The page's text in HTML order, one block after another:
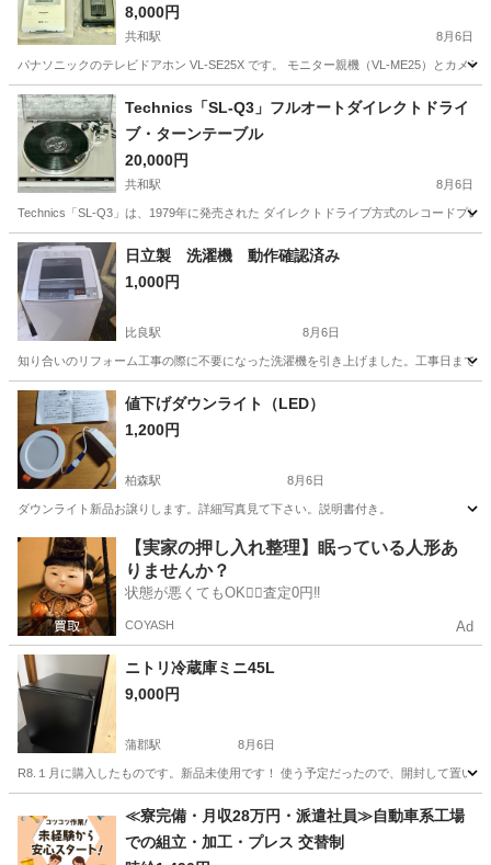
8,000円
共和駅 8月6日
パナソニックのテレビドアホン VL-SE25X です。 モニター親機（VL-ME25）とカメ
愛知 大府市 家電 テレビドアホン
Technics「SL-Q3」フルオートダイレクトドライ
ブ・ターンテーブル
20,000円
共和駅 8月6日
Technics「SL-Q3」は、1979年に発売された ダイレクトドライブ方式のレコードプ
愛知 大府市 共和駅 家電
日立製 洗濯機 動作確認済み
1,000円
比良駅 8月6日
知り合いのリフォーム工事の際に不要になった洗濯機を引き上げました。工事日まで
愛知 名古屋市 比良駅 生活家電
値下げダウンライト（LED）
1,200円
柏森駅 8月6日
ダウンライト新品お譲りします。詳細写真見て下さい。説明書付き。
愛知 丹羽郡 柏森駅 生活家電
【実家の押し入れ整理】眠っている人形あ
りませんか？
状態が悪くてもOK🙆‍♀️査定0円‼️
COYASH Ad
ニトリ冷蔵庫ミニ45L
9,000円
蒲郡駅 8月6日
R8.１月に購入したものです。新品未使用です！ 使う予定だったので、開封して置い
蒲郡駅 キッチン家電
≪寮完備・月収28万円・派遣社員≫自動車系工場
での組立・加工・プレス 交替制